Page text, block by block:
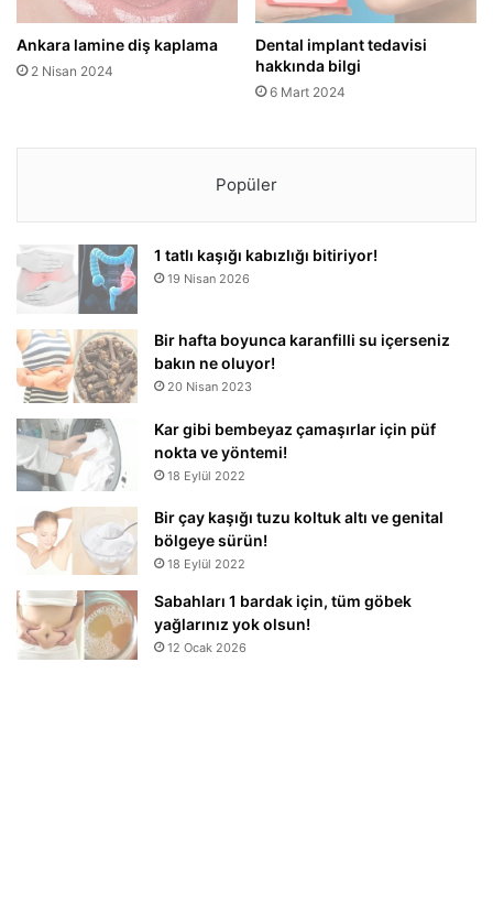
Ankara lamine diş kaplama
2 Nisan 2024
Dental implant tedavisi
hakkında bilgi
6 Mart 2024
Popüler
1 tatlı kaşığı kabızlığı bitiriyor!
19 Nisan 2026
Bir hafta boyunca karanfilli su içerseniz
bakın ne oluyor!
20 Nisan 2023
Kar gibi bembeyaz çamaşırlar için püf
nokta ve yöntemi!
18 Eylül 2022
Bir çay kaşığı tuzu koltuk altı ve genital
bölgeye sürün!
18 Eylül 2022
Sabahları 1 bardak için, tüm göbek
yağlarınız yok olsun!
12 Ocak 2026